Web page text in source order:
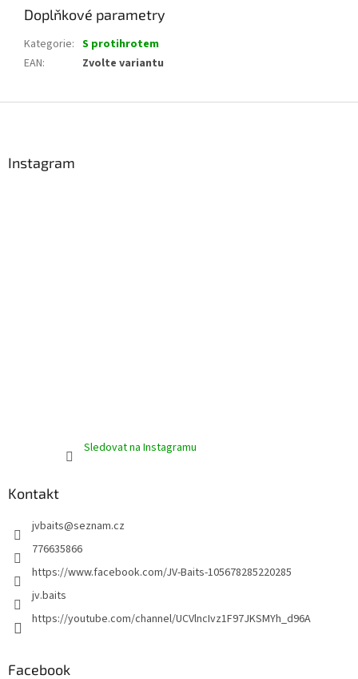
Doplňkové parametry
Kategorie: S protihrotem
EAN: Zvolte variantu
Instagram
Sledovat na Instagramu
Kontakt
jvbaits@seznam.cz
776635866
https://www.facebook.com/JV-Baits-105678285220285
jv.baits
https://youtube.com/channel/UCVlncIvz1F97JKSMYh_d96A
Facebook